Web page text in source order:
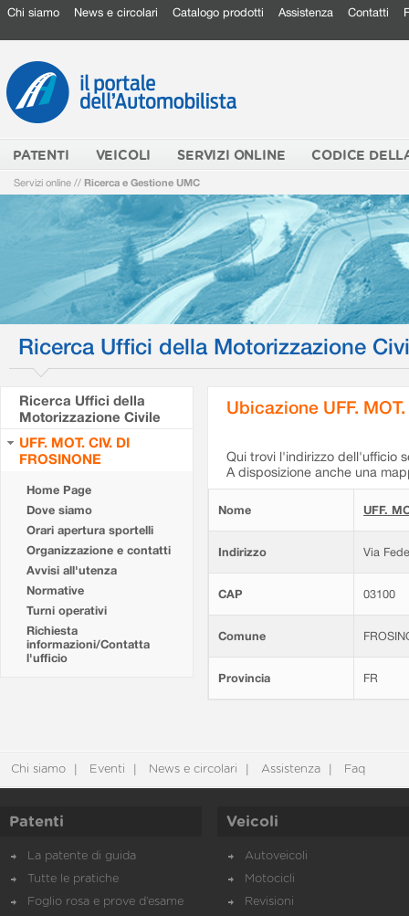
Chi siamo News e circolari Catalogo prodotti Assistenza Contatti
PATENTI VEICOLI SERVIZI ONLINE CODICE
Servizi online // Ricerca e Gestione UMC
Ricerca Uffici della Motorizzazione
Ricerca Uffici della
Motorizzazione Civile
UFF. MOT. CIV. DI
FROSINONE
Home Page
Dove siamo
Orari apertura sportelli
Organizzazione e contatti
Avvisi all'utenza
Normative
Turni operativi
Richiesta
informazioni/Contatta
l'ufficio
Ubicazione UFF.
Qui trovi l'indirizzo dell'ufficio
A disposizione anche una
Nome UFF.
Indirizzo Via
CAP 03100
Comune
Provincia FR
Chi siamo Eventi News e circolari Assistenza Faq
Patenti
La patente di guida
Tutte le pratiche
Foglio rosa e prove d’esame
Veicoli
Autoveicoli
Motocicli
Revisioni